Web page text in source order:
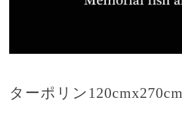
ターポリン120cmx270cm